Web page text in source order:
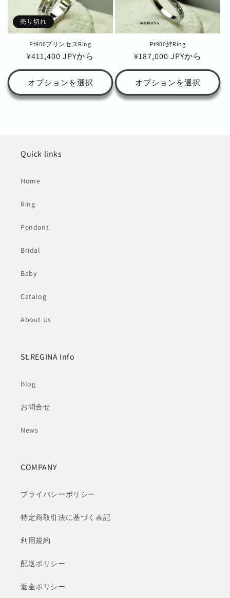
売り切れ
Pt900プリンセスRing
通
常
価
格
¥411,400 JPYから
オプションを選択
Pt900絆Ring
通
常
価
格
¥187,000 JPYから
オプションを選択
Quick links
Home
Ring
Pendant
Bridal
Baby
Catalog
About Us
St.REGINA Info
Blog
お問合せ
News
COMPANY
プライバシーポリシー
特定商取引法に基づく表記
利用規約
配送ポリシー
返金ポリシー